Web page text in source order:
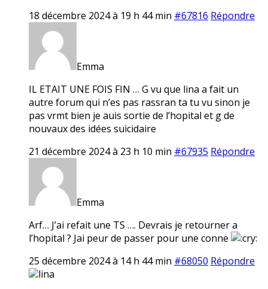
18 décembre 2024 à 19 h 44 min #67816 Répondre
Emma
IL ETAIT UNE FOIS FIN … G vu que lina a fait un
autre forum qui n’es pas rassran ta tu vu sinon je
pas vrmt bien je auis sortie de l’hopital et g de
nouvaux des idées suicidaire
21 décembre 2024 à 23 h 10 min #67935 Répondre
Emma
Arf… J’ai refait une TS …. Devrais je retourner a
l’hopital ? Jai peur de passer pour une conne
25 décembre 2024 à 14 h 44 min #68050 Répondre
lina